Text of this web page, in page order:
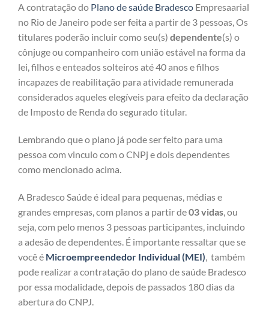
A contratação do Plano de saúde Bradesco Empresaarial
no Rio de Janeiro pode ser feita a partir de 3 pessoas, Os
titulares poderão incluir como seu(s) dependente(s) o
cônjuge ou companheiro com união estável na forma da
lei, filhos e enteados solteiros até 40 anos e filhos
incapazes de reabilitação para atividade remunerada
considerados aqueles elegíveis para efeito da declaração
de Imposto de Renda do segurado titular.
Lembrando que o plano já pode ser feito para uma
pessoa com vinculo com o CNPj e dois dependentes
como mencionado acima.
A Bradesco Saúde é ideal para pequenas, médias e
grandes empresas, com planos a partir de03 vidas, ou
seja, com pelo menos 3 pessoas participantes, incluindo
a adesão de dependentes. É importante ressaltar que se
você é Microempreendedor Individual (MEI), também
pode realizar a contratação do plano de saúde Bradesco
por essa modalidade, depois de passados 180 dias da
abertura do CNPJ.